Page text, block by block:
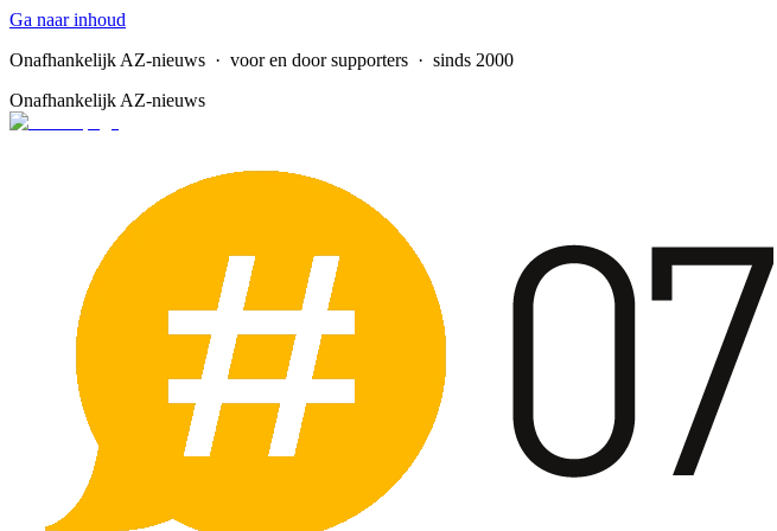
Ga naar inhoud
Onafhankelijk AZ-nieuws · voor en door supporters · sinds 2000
Onafhankelijk AZ-nieuws